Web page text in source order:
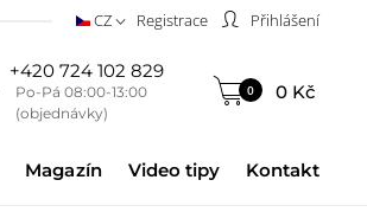
CZ Registrace Přihlášení
+420 724 102 829
Po-Pá 08:00-13:00
(objednávky)
0 0 Kč
Magazín Video tipy Kontakt